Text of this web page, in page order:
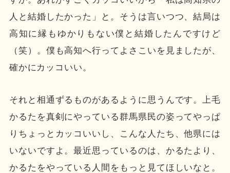
人と結婚したかった」と。そうは言いつつ、結局は
高知に縁もゆかりもない僕と結婚したんですけど
（笑）。僕も高知へ行ってよさこいを見ましたが、
確かにカッコいい。
それと相通ずるものがあるように思うんです。上毛
かるたを真剣にやっている群馬県民の姿ってやっぱ
りちょっとカッコいいし、こんな人たち、他県には
いないですよ。最近思っているのは、かるたより、
かるたをやっている人間をもっと見てほしいなと。